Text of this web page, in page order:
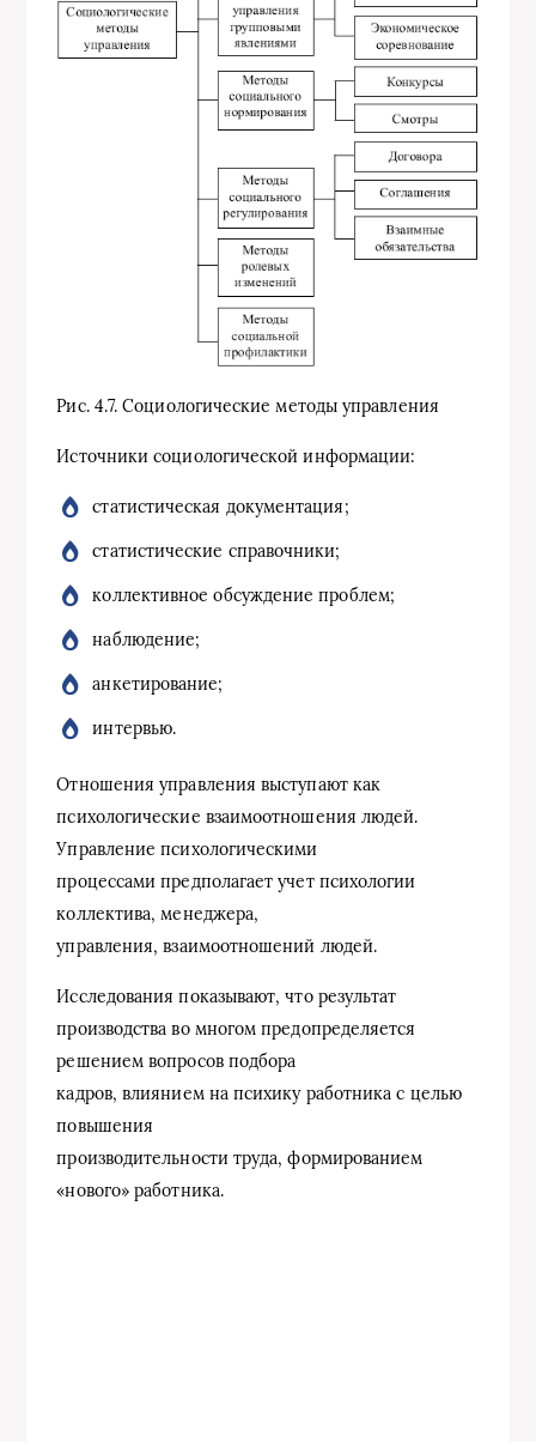
Рис. 4.7. Социологические методы управления
Источники социологической информации:
статистическая документация;
статистические справочники;
коллективное обсуждение проблем;
наблюдение;
анкетирование;
интервью.
Отношения управления выступают как
психологические взаимоотношения людей.
Управление психологическими
процессами предполагает учет психологии
коллектива, менеджера,
управления, взаимоотношений людей.
Исследования показывают, что результат
производства во многом предопределяется
решением вопросов подбора
кадров, влиянием на психику работника с целью
повышения
производительности труда, формированием
«нового» работника.